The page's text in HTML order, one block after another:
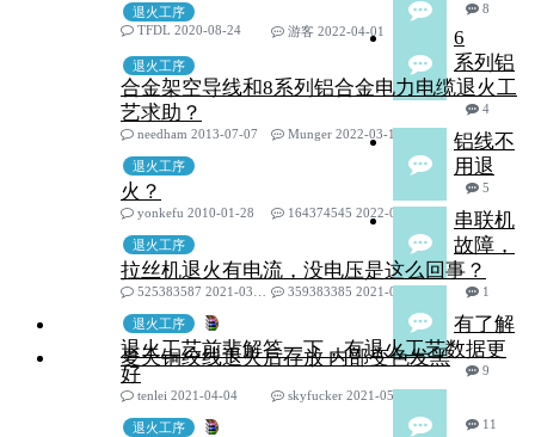
退火工序
8
TFDL 2020-08-24
游客 2022-04-01
退火工序
6
系列铝
合金架空导线和8系列铝合金电力电缆退火工
艺求助？
4
needham 2013-07-07
Munger 2022-03-16
退火工序
铝线不
用退
火？
5
yonkefu 2010-01-28
164374545 2022-03-06
退火工序
串联机
故障，
拉丝机退火有电流，没电压是这么回事？
1
525383587 2021-03-27 359383385 2021-06-22
退火工序
有了解
退火工艺前辈解答一下，有退火工艺数据更
好
9
tenlei 2021-04-04
skyfucker 2021-05-26
退火工序
夏天铜绞线退火后存放 内部变色发黑
11